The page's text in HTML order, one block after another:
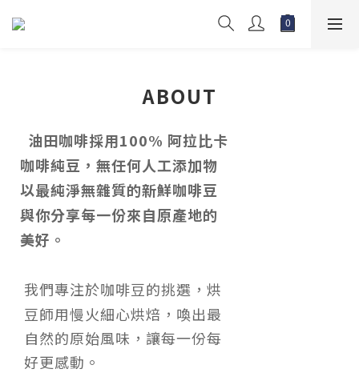
ABOUT
油田咖啡採用100% 阿拉比卡
咖啡純豆，無任何人工添加物
以最純淨無雜質的新鮮咖啡豆
與你分享每一份來自原產地的
美好。
我們專注於咖啡豆的挑選，烘
豆師用慢火細心烘焙，喚出最
自然的原始風味，讓每一份每
好更感動。